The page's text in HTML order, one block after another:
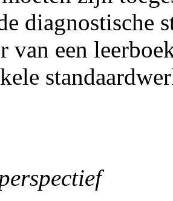
diagnostische
van een